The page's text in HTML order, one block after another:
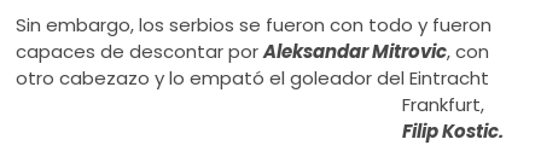
Sin embargo, los serbios se fueron con todo y fueron
capaces de descontar porAleksandarMitrovic, con
otro cabezazo y lo empató el goleadordel Eintracht
Frankfurt,
Filip Kostic.